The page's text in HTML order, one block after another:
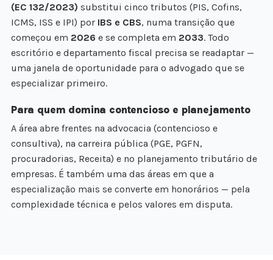
(EC 132/2023) substitui cinco tributos (PIS, Cofins,
ICMS, ISS e IPI) por IBS e CBS, numa transição que
começou em 2026 e se completa em 2033. Todo
escritório e departamento fiscal precisa se readaptar —
uma janela de oportunidade para o advogado que se
especializar primeiro.
Para quem domina contencioso e planejamento
A área abre frentes na advocacia (contencioso e
consultiva), na carreira pública (PGE, PGFN,
procuradorias, Receita) e no planejamento tributário de
empresas. É também uma das áreas em que a
especialização mais se converte em honorários — pela
complexidade técnica e pelos valores em disputa.